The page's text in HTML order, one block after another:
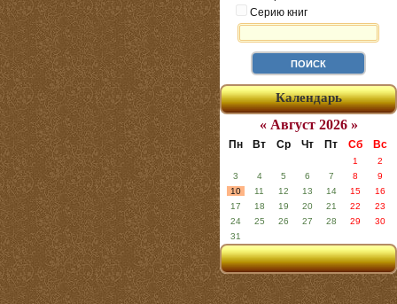
Серию книг
Календарь
« Август 2026 »
Пн Вт Ср Чт Пт Сб Вс
1
2
3
4 5 6 7 8
9
10
11 12 13 14 15
16
17
18 19 20 21 22
23
24
25 26 27 28 29
30
31